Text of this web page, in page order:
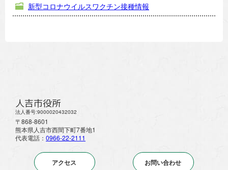
新型コロナウイルスワクチン接種情報
人吉市役所
法人番号:9000020432032
〒868-8601
熊本県人吉市西間下町7番地1
代表電話： 0966-22-2111
アクセス お問い合わせ